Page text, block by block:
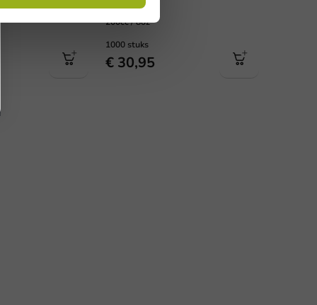
200cc / 8oz
1000 stuks
€ 30,95